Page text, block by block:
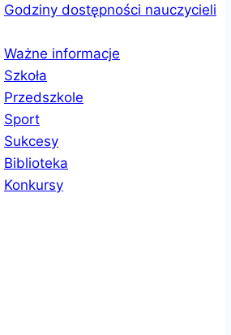
Godziny dostępności nauczycieli
Ważne informacje
Szkoła
Przedszkole
Sport
Sukcesy
Biblioteka
Konkursy